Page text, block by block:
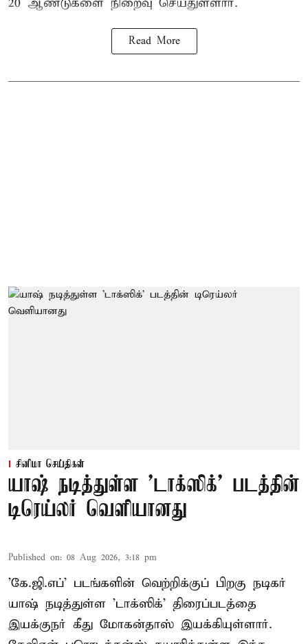
Read More
சினிமா செய்திகள்
யாஷ் நடித்துள்ள 'டாக்‌ஸிக்' படத்தின்
டிரெய்லர் வெளியானது
Published on: 08 Aug 2026, 3:18 pm
'கே.ஜி.எப்' படங்களின் வெற்றிக்குப் பிறகு நடிகர்
யாஷ் நடித்துள்ள 'டாக்ஸிக்' திரைப்படத்தை
இயக்குநர் கீது மோகன்தாஸ் இயக்கியுள்ளார்.